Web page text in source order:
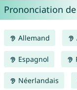
Prononciation
Allemand
Espagnol
Néerlandais